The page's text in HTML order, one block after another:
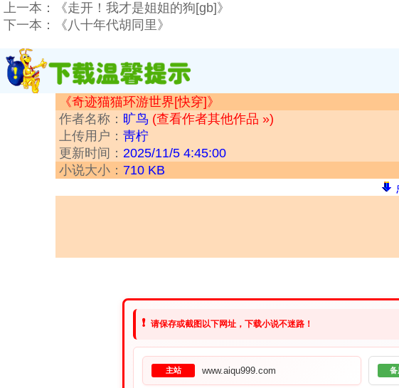
上一本：
《走开！我才是姐姐的狗[gb]》
下一本：
《八十年代胡同里》
《奇迹猫猫环游世界[快穿]》
作者名称： 旷鸟 (查看作者其他作品 »)
上传用户： 靑柠
更新时间： 2025/11/5 4:45:00
小说大小： 710 KB
❗ 请保存或截图以下网址，下载小说不迷路！
主站 www.aiqu999.com 备